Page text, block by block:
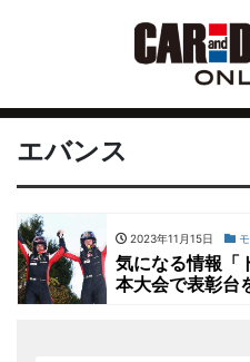
エバンス
2023年11月15日
気になる情報「
本大会で表彰台